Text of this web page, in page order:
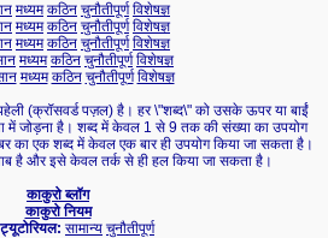
मध्यम कठिन चुनौतीपूर्ण विशेषज्ञ
मध्यम कठिन चुनौतीपूर्ण विशेषज्ञ
मध्यम कठिन चुनौतीपूर्ण विशेषज्ञ
मध्यम कठिन चुनौतीपूर्ण विशेषज्ञ
मध्यम कठिन चुनौतीपूर्ण विशेषज्ञ
(क्रॉसवर्ड पज़ल) है। हर \"शब्द\" को उसके ऊपर या बाईं
में जोड़ना है। शब्द में केवल 1 से 9 तक की संख्या का उपयोग
का एक शब्द में केवल एक बार ही उपयोग किया जा सकता है।
है और इसे केवल तर्क से ही हल किया जा सकता है।
काकुरो ब्लॉग
काकुरो नियम
सामान्य चुनौतीपूर्ण